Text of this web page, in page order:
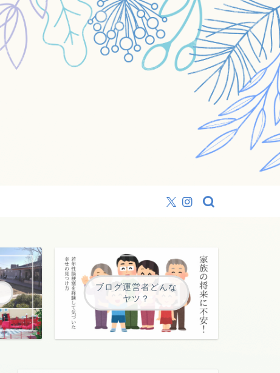
ブログ運営者どんな
ヤツ？